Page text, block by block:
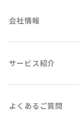
会社情報
サービス紹介
よくあるご質問